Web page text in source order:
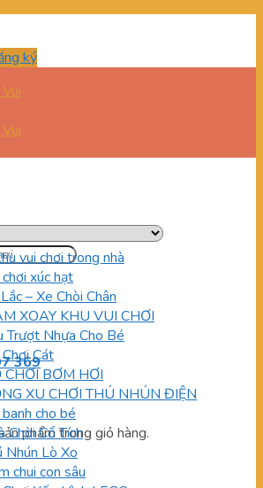
ký
369
phẩm trong giỏ hàng.
vui chơi trong nhà
xúc hạt
– Xe Chòi Chân
XOAY KHU VUI CHƠI
Trượt Nhựa Cho Bé
Cát
BƠM HƠI
XU CHƠI THÚ NHÚN ĐIỆN
cho bé
Chòi Cổ Tích
Nhún Lò Xo
chui con sâu